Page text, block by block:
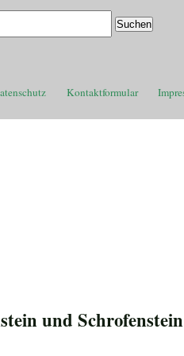
Kontaktformular
und Schrofenstein